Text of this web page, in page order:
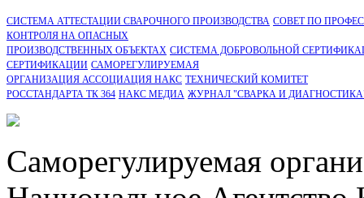
СИСТЕМА АТТЕСТАЦИИ СВАРОЧНОГО ПРОИЗВОДСТВА СОВЕТ ПО
КОНТРОЛЯ НА ОПАСНЫХ
ПРОИЗВОДСТВЕННЫХ ОБЪЕКТАХ СИСТЕМА ДОБРОВОЛЬНОЙ
CЕРТИФИКАЦИИ САМОРЕГУЛИРУЕМАЯ
ОРГАНИЗАЦИЯ АССОЦИАЦИЯ НАКС ТЕХНИЧЕСКИЙ КОМИТЕТ
РОССТАНДАРТА ТК 364 НАКС МЕДИА ЖУРНАЛ "СВАРКА И
Саморегулируемая